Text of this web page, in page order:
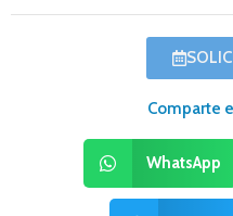
Comparte
WhatsApp